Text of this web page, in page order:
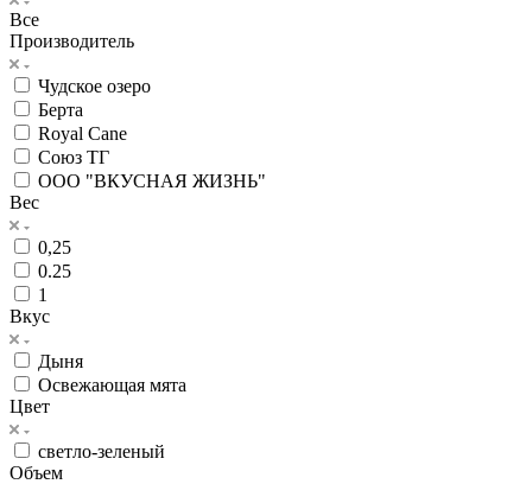
Все
Производитель
Чудское озеро
Берта
Royal Cane
Союз ТГ
ООО "ВКУСНАЯ ЖИЗНЬ"
Вес
0,25
0.25
1
Вкус
Дыня
Освежающая мята
Цвет
светло-зеленый
Объем